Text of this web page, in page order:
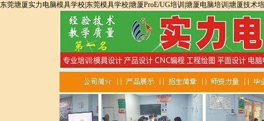
东莞塘厦实力电脑模具学校|东莞模具学校|塘厦ProE/UG培训|塘厦电脑培训|塘厦技术